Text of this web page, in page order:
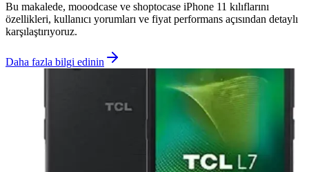
Bu makalede, mooodcase ve shoptocase iPhone 11 kılıflarını
özellikleri, kullanıcı yorumları ve fiyat performans açısından detaylı
karşılaştırıyoruz.
Daha fazla bilgi edinin